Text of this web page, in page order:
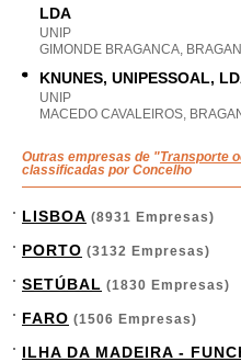
LDA
UNIP
GIMONDE BRAGANCA,
KNUNES, UNIPESSOAL,
UNIP
MACEDO CAVALEIROS,
Outras empresas de "Transporte
classificadas por Concelho
LISBOA (8931 Empresas)
PORTO (3132 Empresas)
SETÚBAL (1830 Empresas)
FARO (1506 Empresas)
ILHA DA MADEIRA -